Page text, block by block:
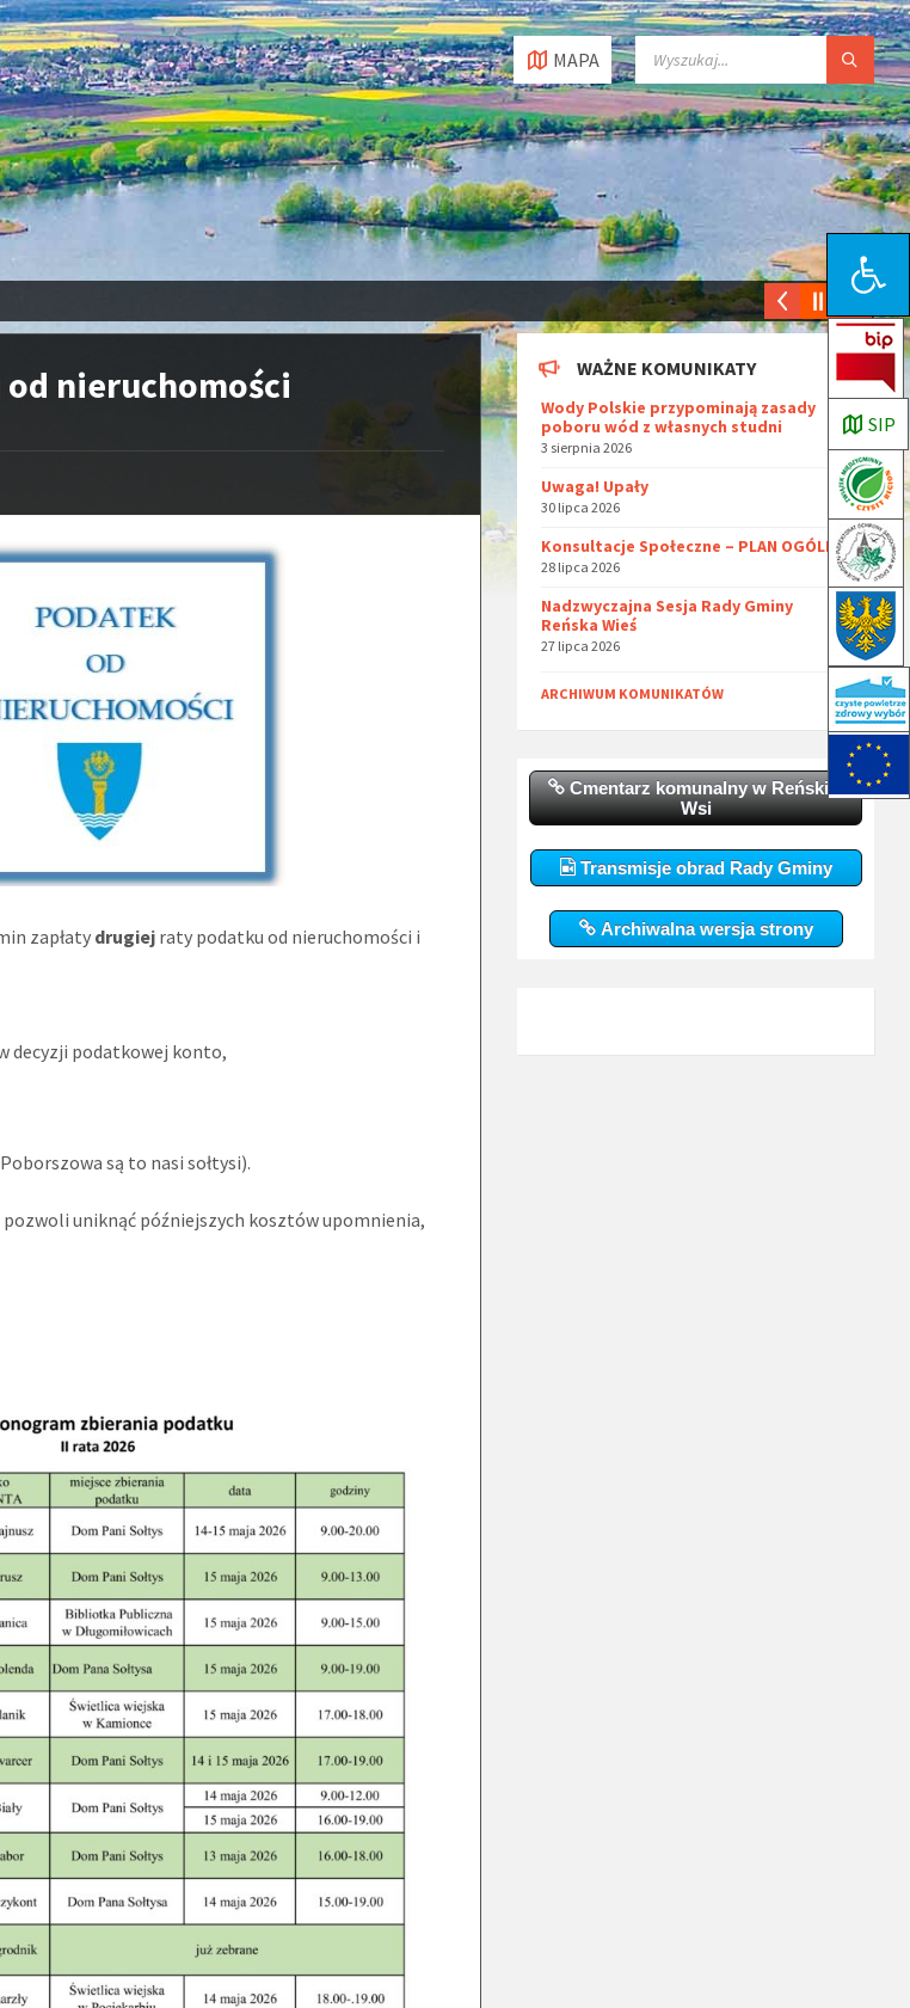
Open toolbar
SIP
MAPA
nieruchomości
zapłatydrugiej raty podatku od nieruchomości i
decyzji podatkowej konto,
są to nasi sołtysi).
uniknąć późniejszych kosztów upomnienia,
WAŻNE KOMUNIKATY
Wody Polskie przypominają zasady
poboru wód z własnych studni
3 sierpnia 2026
Uwaga! Upały
30 lipca 2026
Konsultacje Społeczne – PLAN OGÓLNY
28 lipca 2026
Nadzwyczajna Sesja Rady Gminy
Reńska Wieś
27 lipca 2026
ARCHIWUM KOMUNIKATÓW
Cmentarz komunalny w Reńskiej
Wsi
Transmisje obrad Rady Gminy
Archiwalna wersja strony